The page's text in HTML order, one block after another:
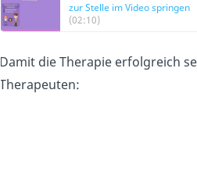
zur Stelle im Video springen
(02:10)
Damit die Therapie erfolgreich
Therapeuten: